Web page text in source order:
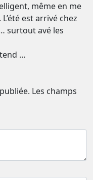
même en me
est arrivé chez
surtout avé les
…
Les champs